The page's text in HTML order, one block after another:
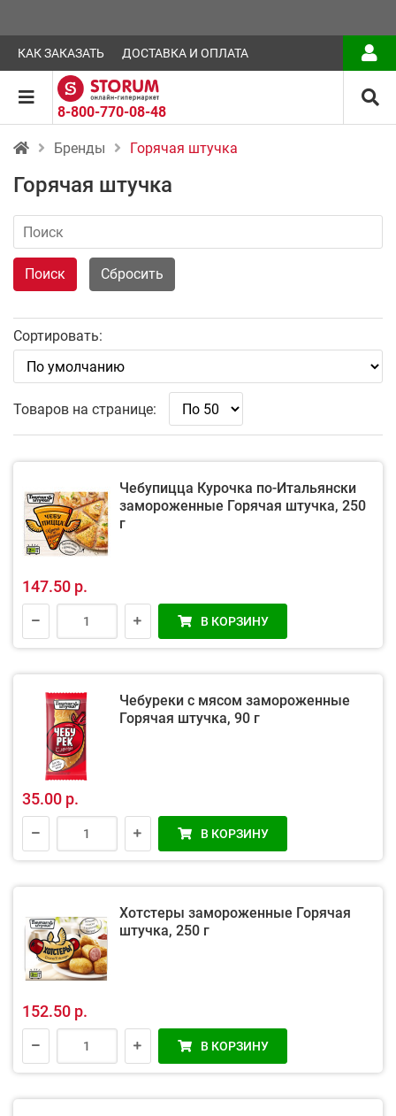
КАК ЗАКАЗАТЬ ДОСТАВКА И ОПЛАТА
8-800-770-08-48
Бренды Горячая штучка
Горячая штучка
Поиск Сбросить
Сортировать:
Товаров на странице:
Чебупицца Курочка по-Итальянски
замороженные Горячая штучка, 250
г
147.50 р.
В КОРЗИНУ
Чебуреки с мясом замороженные
Горячая штучка, 90 г
35.00 р.
В КОРЗИНУ
Хотстеры замороженные Горячая
штучка, 250 г
152.50 р.
В КОРЗИНУ